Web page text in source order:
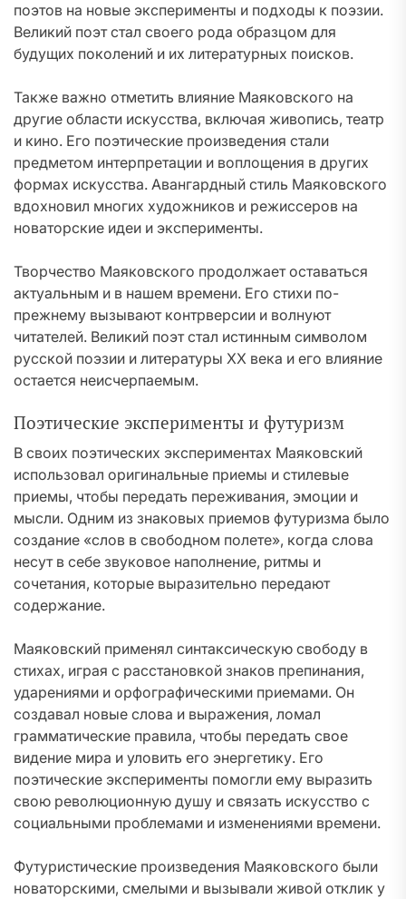
поэтов на новые эксперименты и подходы к поэзии.
Великий поэт стал своего рода образцом для
будущих поколений и их литературных поисков.
Также важно отметить влияние Маяковского на
другие области искусства, включая живопись, театр
и кино. Его поэтические произведения стали
предметом интерпретации и воплощения в других
формах искусства. Авангардный стиль Маяковского
вдохновил многих художников и режиссеров на
новаторские идеи и эксперименты.
Творчество Маяковского продолжает оставаться
актуальным и в нашем времени. Его стихи по-
прежнему вызывают контрверсии и волнуют
читателей. Великий поэт стал истинным символом
русской поэзии и литературы XX века и его влияние
остается неисчерпаемым.
Поэтические эксперименты и футуризм
В своих поэтических экспериментах Маяковский
использовал оригинальные приемы и стилевые
приемы, чтобы передать переживания, эмоции и
мысли. Одним из знаковых приемов футуризма было
создание «слов в свободном полете», когда слова
несут в себе звуковое наполнение, ритмы и
сочетания, которые выразительно передают
содержание.
Маяковский применял синтаксическую свободу в
стихах, играя с расстановкой знаков препинания,
ударениями и орфографическими приемами. Он
создавал новые слова и выражения, ломал
грамматические правила, чтобы передать свое
видение мира и уловить его энергетику. Его
поэтические эксперименты помогли ему выразить
свою революционную душу и связать искусство с
социальными проблемами и изменениями времени.
Футуристические произведения Маяковского были
новаторскими, смелыми и вызывали живой отклик у